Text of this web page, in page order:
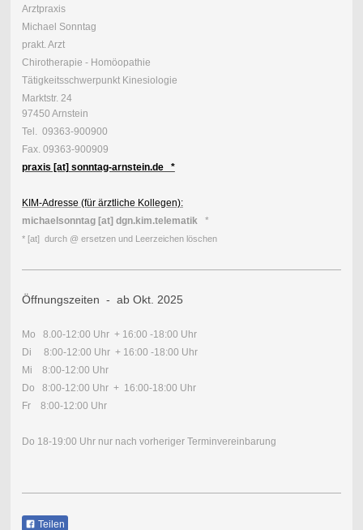
Arztpraxis
Michael Sonntag
prakt. Arzt
Chirotherapie - Homöopathie
Tätigkeitsschwerpunkt Kinesiologie
Marktstr. 24
97450 Arnstein
Tel. 09363-900900
Fax. 09363-900909
praxis [at] sonntag-arnstein.de *
KIM-Adresse (für ärztliche Kollegen):
michaelsonntag [at] dgn.kim.telematik*
* [at] durch @ ersetzen und Leerzeichen löschen
Öffnungszeiten - ab Okt. 2025
Mo 8.00-12:00 Uhr + 16:00 -18:00 Uhr
Di 8:00-12:00 Uhr + 16:00 -18:00 Uhr
Mi 8:00-12:00 Uhr
Do 8:00-12:00 Uhr + 16:00-18:00 Uhr
Fr 8:00-12:00 Uhr
Do 18-19:00 Uhr nur nach vorheriger Terminvereinbarung
Teilen